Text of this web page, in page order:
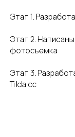
Этап 1.
Этап 2.
фотосъемка
Этап 3.
Tilda.cc